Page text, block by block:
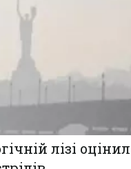
лізі